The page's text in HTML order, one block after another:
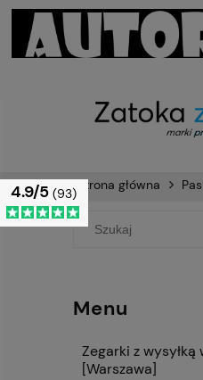
Strona główna
Menu
Zegarki z wysyłką
[Warszawa]
4.9/5 (93)